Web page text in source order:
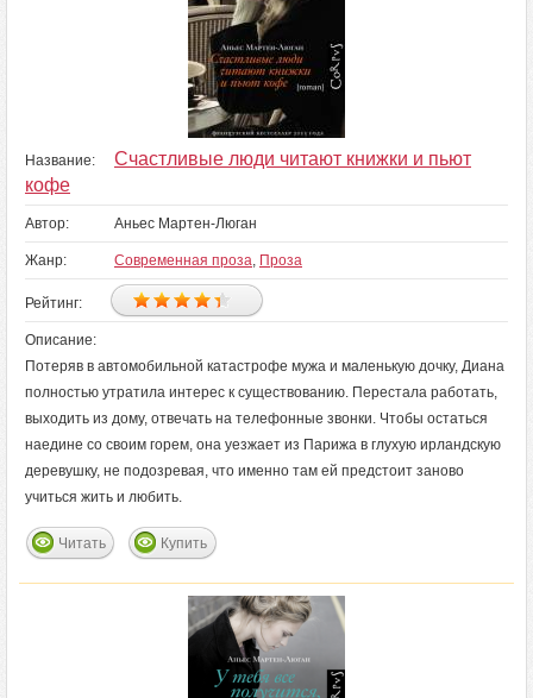
Название:
Счастливые люди читают книжки и пьют
кофе
Автор: Аньес Мартен-Люган
Жанр: Современная проза, Проза
Рейтинг:
Описание:
Потеряв в автомобильной катастрофе мужа и маленькую дочку, Диана
полностью утратила интерес к существованию. Перестала работать,
выходить из дому, отвечать на телефонные звонки. Чтобы остаться
наедине со своим горем, она уезжает из Парижа в глухую ирландскую
деревушку, не подозревая, что именно там ей предстоит заново
учиться жить и любить.
Читать Купить